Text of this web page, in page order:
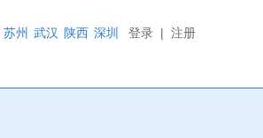
苏州 武汉 陕西 深圳 登录 | 注册